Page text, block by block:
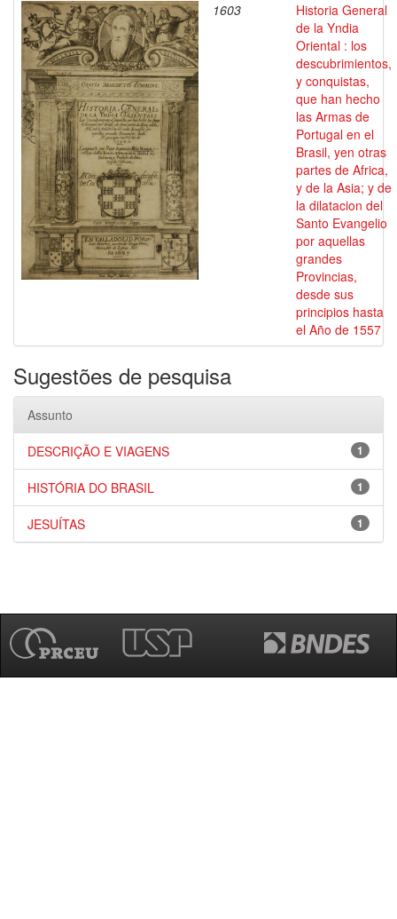
1603
Historia General
de la Yndia
Oriental : los
descubrimientos,
y conquistas,
que han hecho
las Armas de
Portugal en el
Brasil, yen otras
partes de Africa,
y de la Asia; y de
la dilatacion del
Santo Evangelio
por aquellas
grandes
Provincias,
desde sus
principios hasta
el Año de 1557
Sugestões de pesquisa
Assunto
1
DESCRIÇÃO E VIAGENS
1
HISTÓRIA DO BRASIL
1
JESUÍTAS